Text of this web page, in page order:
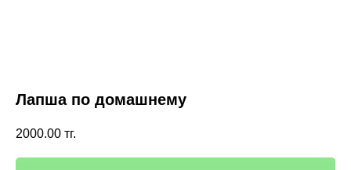
Лапша по домашнему
2000.00 тг.